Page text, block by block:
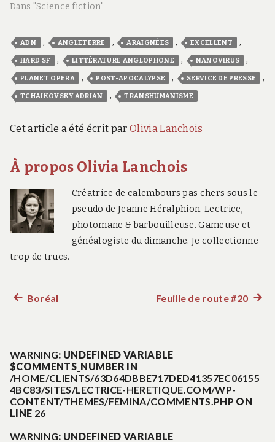
Dans "Science fiction"
ADN , ANGLETERRE , ARAIGNÉES , EXCELLENT ,
HARD SF , LITTÉRATURE ANGLOPHONE , NANOVIRUS ,
PLANET OPERA , POST-APOCALYPSE , SERVICE DE PRESSE ,
TCHAIKOVSKY ADRIAN , TRANSHUMANISME
Cet article a été écrit par Olivia Lanchois
À propos Olivia Lanchois
Créatrice de calembours pas chers sous le
pseudo de Jeanne Héralphion. Lectrice,
photomane & barbouilleuse. Gameuse et
généalogiste du dimanche. Je collectionne
trop de trucs.
l’article
Article
Boréal Feuille de route #20
WARNING: UNDEFINED VARIABLE
$COMMENTS_NUMBER IN
/HOME/CLIENTS/63D64DBBE717DED41357EC06155
4BC83/SITES/LECTRICE-HERETIQUE.COM/WP-
CONTENT/THEMES/FEMINA/COMMENTS.PHP ON
LINE 26
WARNING: UNDEFINED VARIABLE